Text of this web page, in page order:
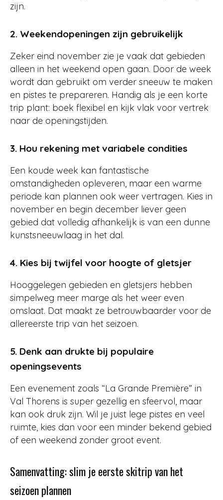
zijn.
2. Weekendopeningen zijn gebruikelijk
Zeker eind november zie je vaak dat gebieden
alleen in het weekend open gaan. Door de week
wordt dan gebruikt om verder sneeuw te maken
en pistes te prepareren. Handig als je een korte
trip plant: boek flexibel en kijk vlak voor vertrek
naar de openingstijden.
3. Hou rekening met variabele condities
Een koude week kan fantastische
omstandigheden opleveren, maar een warme
periode kan plannen ook weer vertragen. Kies in
november en begin december liever geen
gebied dat volledig afhankelijk is van een dunne
kunstsneeuwlaag in het dal.
4. Kies bij twijfel voor hoogte of gletsjer
Hooggelegen gebieden en gletsjers hebben
simpelweg meer marge als het weer even
omslaat. Dat maakt ze betrouwbaarder voor de
allereerste trip van het seizoen.
5. Denk aan drukte bij populaire
openingsevents
Een evenement zoals “La Grande Première” in
Val Thorens is super gezellig en sfeervol, maar
kan ook druk zijn. Wil je juist lege pistes en veel
ruimte, kies dan voor een minder bekend gebied
of een weekend zonder groot event.
Samenvatting: slim je eerste skitrip van het
seizoen plannen